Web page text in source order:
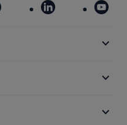
instagram linkedin
expand_more
expand_more
expand_more